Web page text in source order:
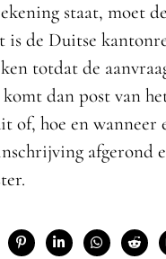
staat, moet
de Duitse
totdat de
dan post van
of, hoe en wanneer
afgerond